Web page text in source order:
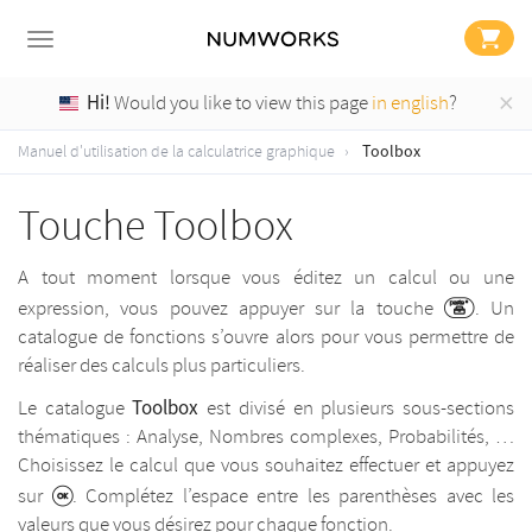
Hi!Would you like to view this pagein english? ×
Manuel d'utilisation de la calculatrice graphique Toolbox
Touche Toolbox
A tout moment lorsque vous éditez un calcul ou une
expression, vous pouvez appuyer sur la touche
. Un
catalogue de fonctions s’ouvre alors pour vous permettre de
réaliser des calculs plus particuliers.
Le catalogueToolbox est divisé en plusieurs sous-sections
thématiques : Analyse, Nombres complexes, Probabilités, …
Choisissez le calcul que vous souhaitez effectuer et appuyez
sur
. Complétez l’espace entre les parenthèses avec les
valeurs que vous désirez pour chaque fonction.